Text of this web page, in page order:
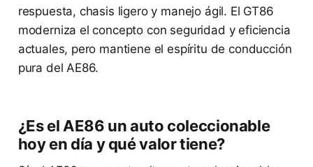
respuesta, chasis ligero y manejo ágil. El GT86
moderniza el concepto con seguridad y eficiencia
actuales, pero mantiene el espíritu de conducción
pura del AE86.
¿Es el AE86 un auto coleccionable
hoy en día y qué valor tiene?